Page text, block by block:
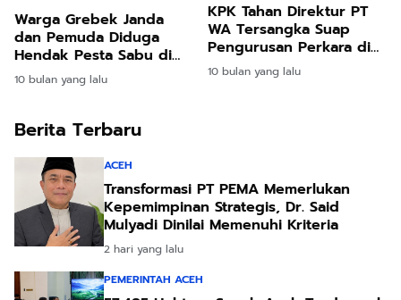
Warga Grebek Janda
dan Pemuda Diduga
Hendak Pesta Sabu di
Matangkuli
10 bulan yang lalu
KPK Tahan Direktur PT
WA Tersangka Suap
Pengurusan Perkara di
MA
10 bulan yang lalu
Berita Terbaru
ACEH
Transformasi PT PEMA Memerlukan
Kepemimpinan Strategis, Dr. Said
Mulyadi Dinilai Memenuhi Kriteria
2 hari yang lalu
PEMERINTAH ACEH